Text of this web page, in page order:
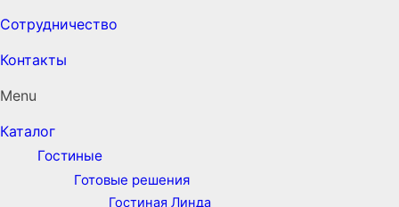
Сотрудничество
Контакты
Menu
Каталог
Гостиные
Готовые решения
Гостиная Линда